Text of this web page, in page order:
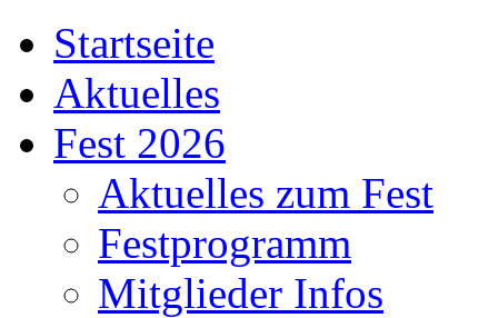
Startseite
Aktuelles
Fest 2026
Aktuelles zum Fest
Festprogramm
Mitglieder Infos